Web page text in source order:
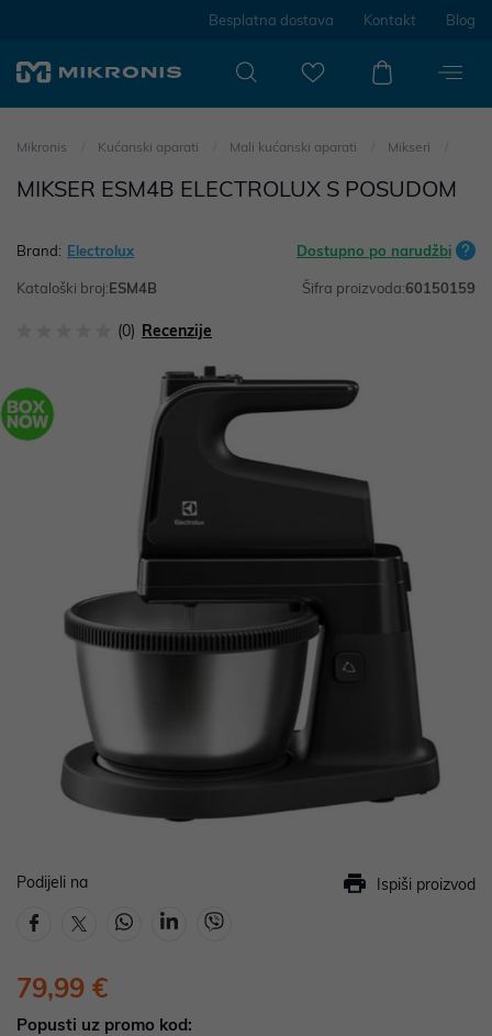
Besplatna dostava Kontakt Blog
Mikronis Kućanski aparati Mali kućanski aparati Mikseri
MIKSER ESM4B ELECTROLUX S POSUDOM
Brand: Electrolux Dostupno po narudžbi
Kataloški broj:ESM4B Šifra proizvoda:60150159
(0) Recenzije
Podijeli na Ispiši proizvod
79,99 €
Popusti uz promo kod: